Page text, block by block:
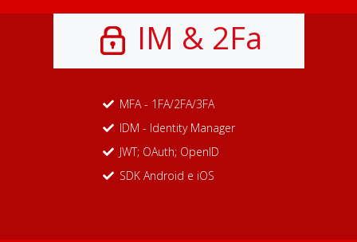
IM & 2Fa
MFA - 1FA/2FA/3FA
IDM - Identity Manager
JWT; OAuth; OpenID
SDK Android e iOS